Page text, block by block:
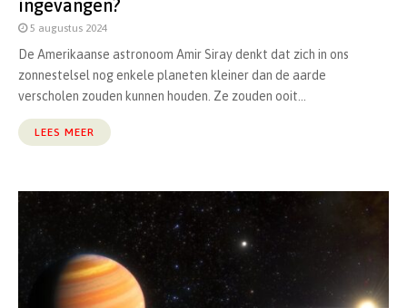
ingevangen?
5 augustus 2024
De Amerikaanse astronoom Amir Siray denkt dat zich in ons
zonnestelsel nog enkele planeten kleiner dan de aarde
verscholen zouden kunnen houden. Ze zouden ooit...
LEES MEER